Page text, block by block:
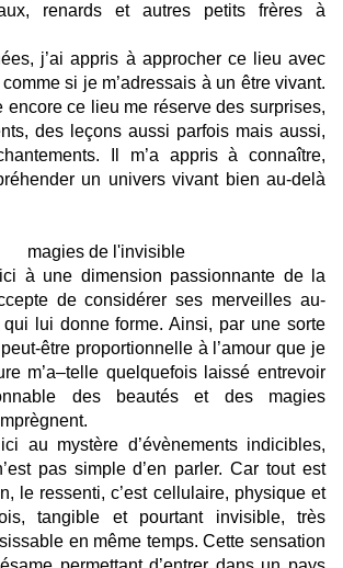
renards et autres petits frères à
j’ai appris à approcher ce lieu avec
si je m’adressais à un être vivant.
encore ce lieu me réserve des surprises,
des leçons aussi parfois mais aussi,
Il m’a appris à connaître,
un univers vivant bien au-delà
à une dimension passionnante de la
de considérer ses merveilles au-
qui lui donne forme. Ainsi, par une sorte
être proportionnelle à l’amour que je
m’a–telle quelquefois laissé entrevoir
des beautés et des magies
au mystère d’évènements indicibles,
pas simple d’en parler. Car tout est
le ressenti, c’est cellulaire, physique et
tangible et pourtant invisible, très
en même temps. Cette sensation